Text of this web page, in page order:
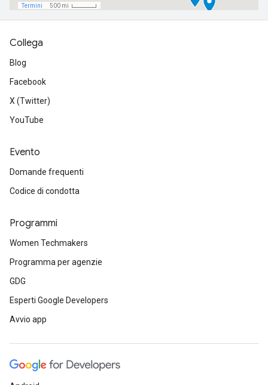
Collega
Blog
Facebook
X (Twitter)
YouTube
Evento
Domande frequenti
Codice di condotta
Programmi
Women Techmakers
Programma per agenzie
GDG
Esperti Google Developers
Avvio app